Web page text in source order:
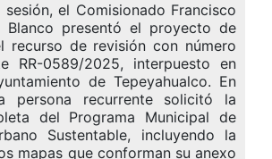
sesión, el Comisionado Francisco
Blanco presentó el proyecto de
recurso de revisión con número
RR-0589/2025, interpuesto en
de Tepeyahualco. En
persona recurrente solicitó la
del Programa Municipal de
Sustentable, incluyendo la
mapas que conforman su anexo